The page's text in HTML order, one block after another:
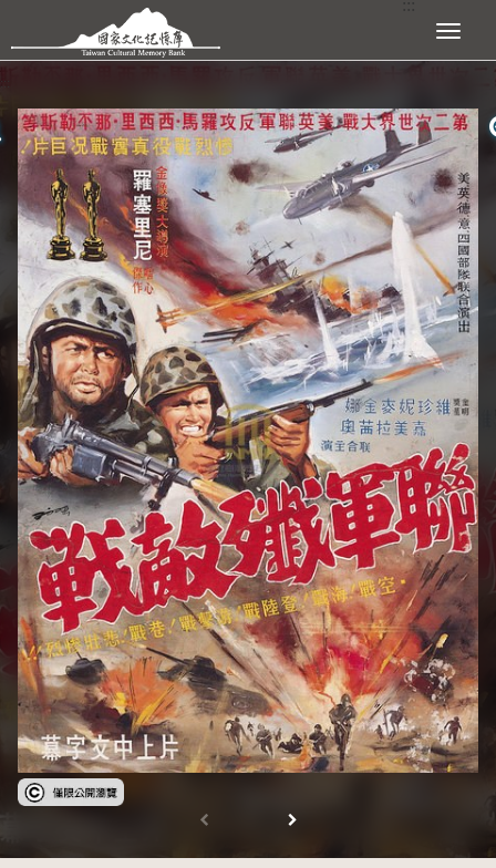
跳到主要內容區塊 展開選單
:::
查
受著作權法保護-僅限於本平台有限度公開瀏覽